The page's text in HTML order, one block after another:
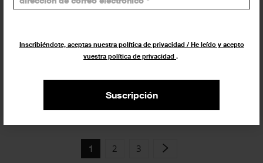
Inscribiéndote, aceptas nuestra política de privacidad / He leído y acepto
vuestra política de privacidad .
Suscripción
El ICUB anuncia una plétora de
actividades culturales estivales en
3 JULIO 2023
1 2 3